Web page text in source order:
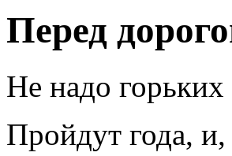
Перед
Не надо горьких
Пройдут года, и,